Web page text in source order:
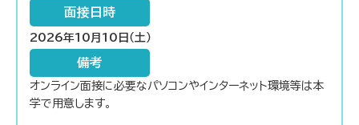
面接日時
2026年10月10日（土）
備考
オンライン面接に必要なパソコンやインターネット環境等は本
学で用意します。